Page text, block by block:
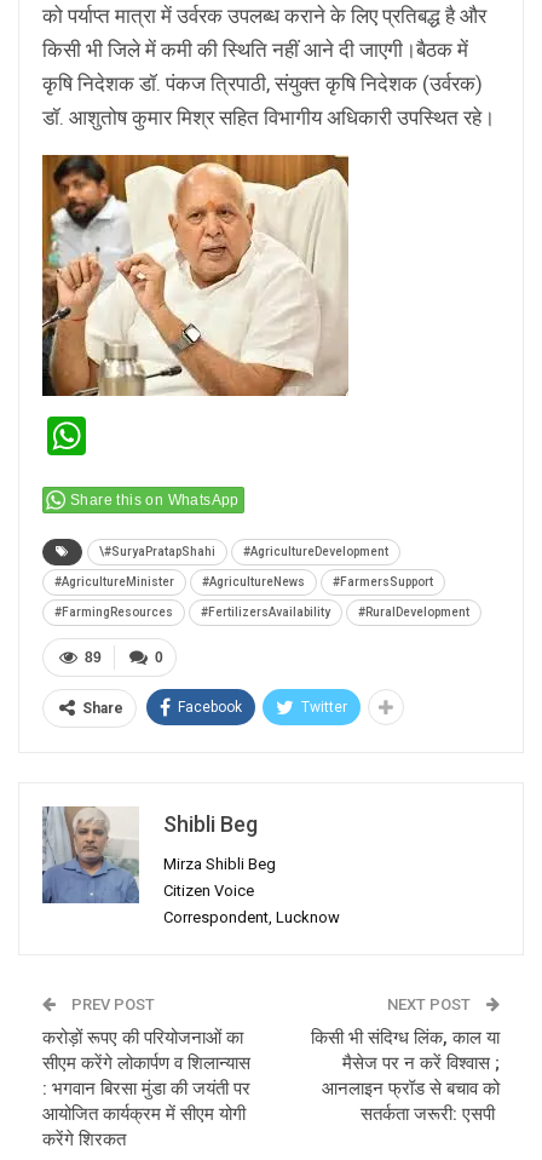
को पर्याप्त मात्रा में उर्वरक उपलब्ध कराने के लिए प्रतिबद्ध है और
किसी भी जिले में कमी की स्थिति नहीं आने दी जाएगी।बैठक में
कृषि निदेशक डॉ. पंकज त्रिपाठी, संयुक्त कृषि निदेशक (उर्वरक)
डॉ. आशुतोष कुमार मिश्र सहित विभागीय अधिकारी उपस्थित रहे।
Share this on WhatsApp
\#SuryaPratapShahi #AgricultureDevelopment
#AgricultureMinister #AgricultureNews #FarmersSupport
#FarmingResources #FertilizersAvailability #RuralDevelopment
0
89
Share Facebook Twitter
Shibli Beg
Mirza Shibli Beg
Citizen Voice
Correspondent, Lucknow
PREV POST
करोड़ों रूपए की परियोजनाओं का
सीएम करेंगे लोकार्पण व शिलान्यास
: भगवान बिरसा मुंडा की जयंती पर
आयोजित कार्यक्रम में सीएम योगी
करेंगे शिरकत
NEXT POST
किसी भी संदिग्ध लिंक, काल या
मैसेज पर न करें विश्वास ;
आनलाइन फ्रॉड से बचाव को
सतर्कता जरूरी: एसपी